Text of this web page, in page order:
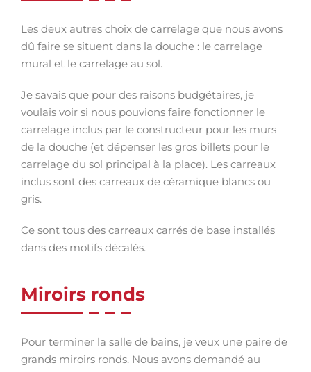
Les deux autres choix de carrelage que nous avons
dû faire se situent dans la douche : le carrelage
mural et le carrelage au sol.
Je savais que pour des raisons budgétaires, je
voulais voir si nous pouvions faire fonctionner le
carrelage inclus par le constructeur pour les murs
de la douche (et dépenser les gros billets pour le
carrelage du sol principal à la place). Les carreaux
inclus sont des carreaux de céramique blancs ou
gris.
Ce sont tous des carreaux carrés de base installés
dans des motifs décalés.
Miroirs ronds
Pour terminer la salle de bains, je veux une paire de
grands miroirs ronds. Nous avons demandé au